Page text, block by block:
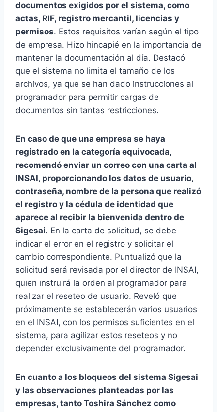
documentos exigidos por el sistema, como
actas, RIF, registro mercantil, licencias y
permisos. Estos requisitos varían según el tipo
de empresa. Hizo hincapié en la importancia de
mantener la documentación al día. Destacó
que el sistema no limita el tamaño de los
archivos, ya que se han dado instrucciones al
programador para permitir cargas de
documentos sin tantas restricciones.
En caso de que una empresa se haya
registrado en la categoría equivocada,
recomendó enviar un correo con una carta al
INSAI, proporcionando los datos de usuario,
contraseña, nombre de la persona que realizó
el registro y la cédula de identidad que
aparece al recibir la bienvenida dentro de
Sigesai. En la carta de solicitud, se debe
indicar el error en el registro y solicitar el
cambio correspondiente. Puntualizó que la
solicitud será revisada por el director de INSAI,
quien instruirá la orden al programador para
realizar el reseteo de usuario. Reveló que
próximamente se establecerán varios usuarios
en el INSAI, con los permisos suficientes en el
sistema, para agilizar estos reseteos y no
depender exclusivamente del programador.
En cuanto a los bloqueos del sistema Sigesai
y las observaciones planteadas por las
empresas, tanto Toshira Sánchez como